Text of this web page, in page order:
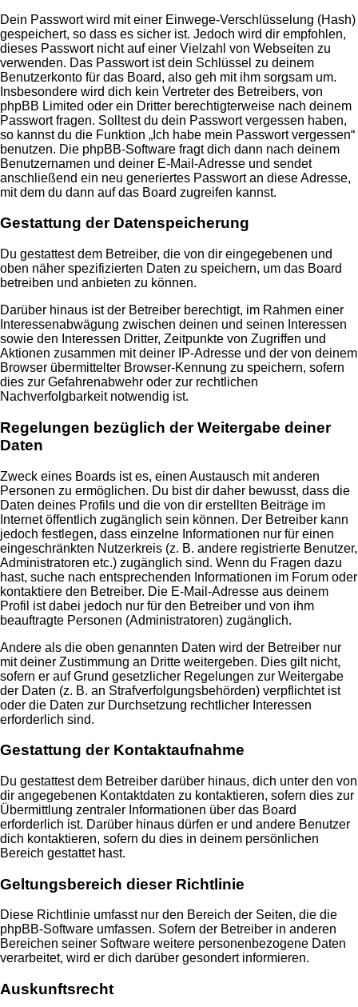
Dein Passwort wird mit einer Einwege-Verschlüsselung (Hash)
gespeichert, so dass es sicher ist. Jedoch wird dir empfohlen,
dieses Passwort nicht auf einer Vielzahl von Webseiten zu
verwenden. Das Passwort ist dein Schlüssel zu deinem
Benutzerkonto für das Board, also geh mit ihm sorgsam um.
Insbesondere wird dich kein Vertreter des Betreibers, von
phpBB Limited oder ein Dritter berechtigterweise nach deinem
Passwort fragen. Solltest du dein Passwort vergessen haben,
so kannst du die Funktion „Ich habe mein Passwort vergessen“
benutzen. Die phpBB-Software fragt dich dann nach deinem
Benutzernamen und deiner E-Mail-Adresse und sendet
anschließend ein neu generiertes Passwort an diese Adresse,
mit dem du dann auf das Board zugreifen kannst.
Gestattung der Datenspeicherung
Du gestattest dem Betreiber, die von dir eingegebenen und
oben näher spezifizierten Daten zu speichern, um das Board
betreiben und anbieten zu können.
Darüber hinaus ist der Betreiber berechtigt, im Rahmen einer
Interessenabwägung zwischen deinen und seinen Interessen
sowie den Interessen Dritter, Zeitpunkte von Zugriffen und
Aktionen zusammen mit deiner IP-Adresse und der von deinem
Browser übermittelter Browser-Kennung zu speichern, sofern
dies zur Gefahrenabwehr oder zur rechtlichen
Nachverfolgbarkeit notwendig ist.
Regelungen bezüglich der Weitergabe deiner
Daten
Zweck eines Boards ist es, einen Austausch mit anderen
Personen zu ermöglichen. Du bist dir daher bewusst, dass die
Daten deines Profils und die von dir erstellten Beiträge im
Internet öffentlich zugänglich sein können. Der Betreiber kann
jedoch festlegen, dass einzelne Informationen nur für einen
eingeschränkten Nutzerkreis (z. B. andere registrierte Benutzer,
Administratoren etc.) zugänglich sind. Wenn du Fragen dazu
hast, suche nach entsprechenden Informationen im Forum oder
kontaktiere den Betreiber. Die E-Mail-Adresse aus deinem
Profil ist dabei jedoch nur für den Betreiber und von ihm
beauftragte Personen (Administratoren) zugänglich.
Andere als die oben genannten Daten wird der Betreiber nur
mit deiner Zustimmung an Dritte weitergeben. Dies gilt nicht,
sofern er auf Grund gesetzlicher Regelungen zur Weitergabe
der Daten (z. B. an Strafverfolgungsbehörden) verpflichtet ist
oder die Daten zur Durchsetzung rechtlicher Interessen
erforderlich sind.
Gestattung der Kontaktaufnahme
Du gestattest dem Betreiber darüber hinaus, dich unter den von
dir angegebenen Kontaktdaten zu kontaktieren, sofern dies zur
Übermittlung zentraler Informationen über das Board
erforderlich ist. Darüber hinaus dürfen er und andere Benutzer
dich kontaktieren, sofern du dies in deinem persönlichen
Bereich gestattet hast.
Geltungsbereich dieser Richtlinie
Diese Richtlinie umfasst nur den Bereich der Seiten, die die
phpBB-Software umfassen. Sofern der Betreiber in anderen
Bereichen seiner Software weitere personenbezogene Daten
verarbeitet, wird er dich darüber gesondert informieren.
Auskunftsrecht